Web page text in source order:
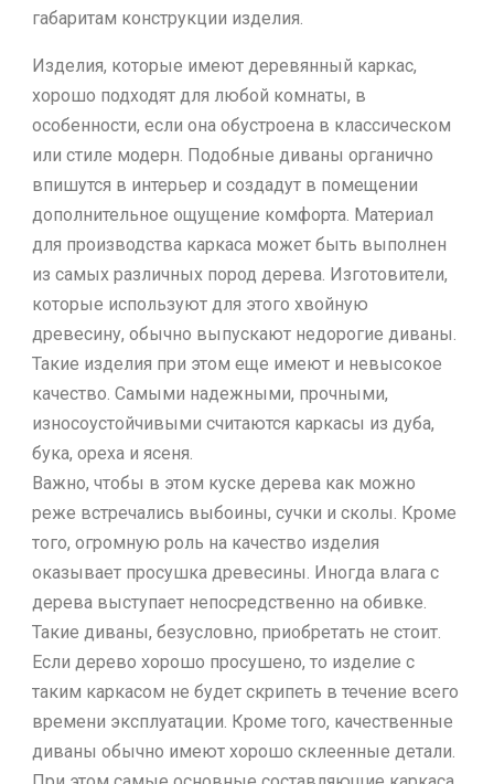
габаритам конструкции изделия.
Изделия, которые имеют деревянный каркас,
хорошо подходят для любой комнаты, в
особенности, если она обустроена в классическом
или стиле модерн. Подобные диваны органично
впишутся в интерьер и создадут в помещении
дополнительное ощущение комфорта. Материал
для производства каркаса может быть выполнен
из самых различных пород дерева. Изготовители,
которые используют для этого хвойную
древесину, обычно выпускают недорогие диваны.
Такие изделия при этом еще имеют и невысокое
качество. Самыми надежными, прочными,
износоустойчивыми считаются каркасы из дуба,
бука, ореха и ясеня.
Важно, чтобы в этом куске дерева как можно
реже встречались выбоины, сучки и сколы. Кроме
того, огромную роль на качество изделия
оказывает просушка древесины. Иногда влага с
дерева выступает непосредственно на обивке.
Такие диваны, безусловно, приобретать не стоит.
Если дерево хорошо просушено, то изделие с
таким каркасом не будет скрипеть в течение всего
времени эксплуатации. Кроме того, качественные
диваны обычно имеют хорошо склеенные детали.